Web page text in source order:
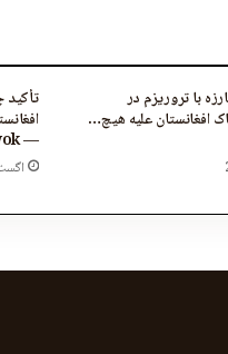
با تروریزم در
افغانستان علیه هیچ…
تأکید
— Pajhwok
اگست 6,